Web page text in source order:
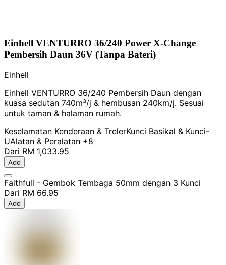
Einhell VENTURRO 36/240 Power X-Change
Pembersih Daun 36V (Tanpa Bateri)
Einhell
Einhell VENTURRO 36/240 Pembersih Daun dengan
kuasa sedutan 740m³/j & hembusan 240km/j. Sesuai
untuk taman & halaman rumah.
Keselamatan Kenderaan & TrelerKunci Basikal & Kunci-
UAlatan & Peralatan +8
Dari RM 1,033.95
Add
Faithfull - Gembok Tembaga 50mm dengan 3 Kunci
Dari RM 66.95
Add